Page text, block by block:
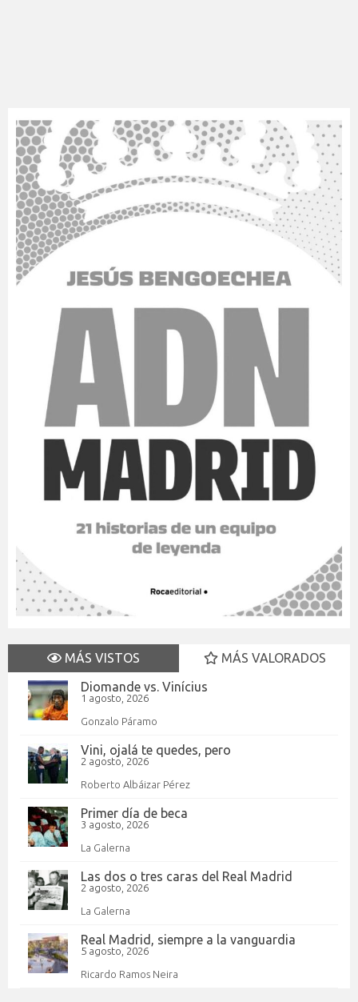
MÁS VISTOS
MÁS VALORADOS
Diomande vs. Vinícius
1 agosto, 2026
Gonzalo Páramo
Vini, ojalá te quedes, pero
2 agosto, 2026
Roberto Albáizar Pérez
Primer día de beca
3 agosto, 2026
La Galerna
Las dos o tres caras del Real Madrid
2 agosto, 2026
La Galerna
Real Madrid, siempre a la vanguardia
5 agosto, 2026
Ricardo Ramos Neira